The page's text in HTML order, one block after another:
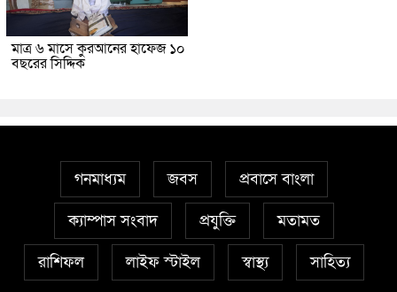
মাত্র ৬ মাসে কুরআনের হাফেজ ১০
বছরের সিদ্দিক
গনমাধ্যম জবস প্রবাসে বাংলা
ক্যাম্পাস সংবাদ প্রযুক্তি মতামত
রাশিফল লাইফ স্টাইল স্বাস্থ্য সাহিত্য